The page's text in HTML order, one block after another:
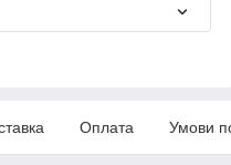
Оплата Умови